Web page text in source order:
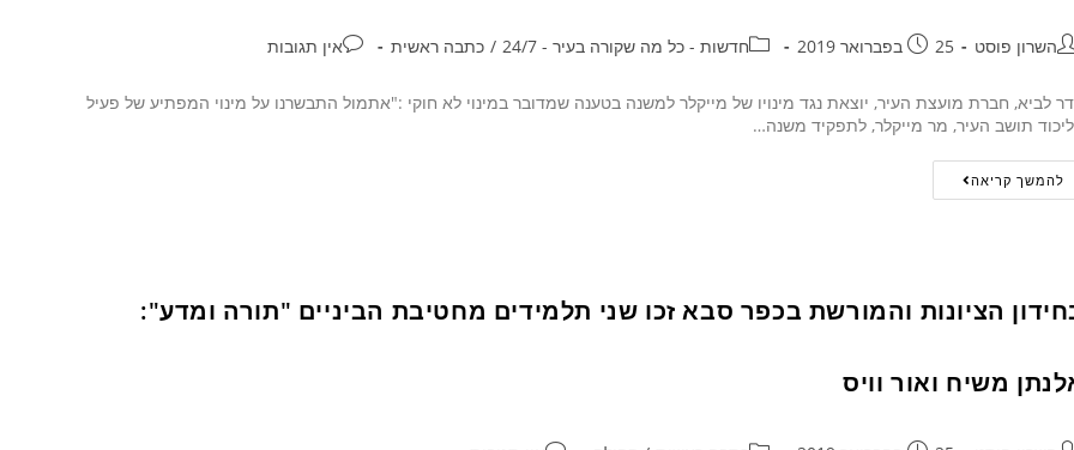
השרון פוסט 25 בפברואר 2019 חדשות - כל מה שקורה בעיר - 24/7 / כתבה ראשית אין תגובות
לביא, חברת מועצת העיר, יוצאת נגד מינויו של מייקלר למשנה בטענה שמדובר במינוי לא חוקי :"אתמול התבשרנו על מינוי המפתיע של פעיל
תושב העיר, מר מייקלר, לתפקיד משנה…
להמשך קריאה
הציונות והמורשת בכפר סבא זכו שני תלמידים מחטיבת הביניים "תורה ומדע":
משיח ואור וויס